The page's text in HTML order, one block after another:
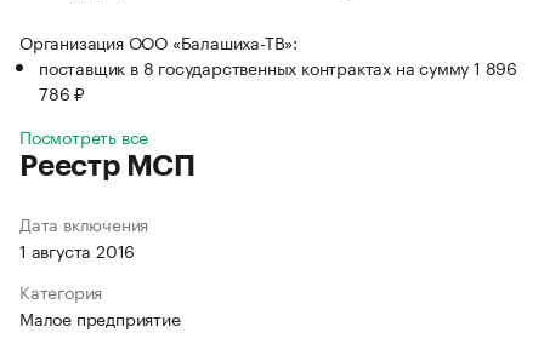
Организация ООО «Балашиха-ТВ»:
поставщик в 8 государственных контрактах на сумму 1 896
786 ₽
Посмотреть все
Реестр МСП
Дата включения
1 августа 2016
Категория
Малое предприятие